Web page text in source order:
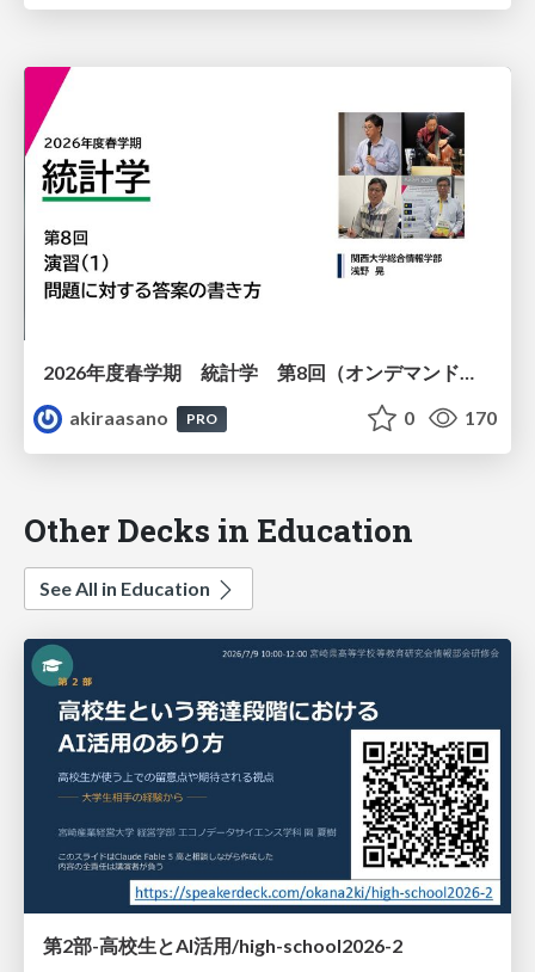
2026年度春学期 統計学 第8回（オンデマンド配信回） 演習（１）・問題に対する答案の書き方 (2026. 5. 21)
akiraasano
PRO 0 170
Other Decks in Education
See All in Education
第2部-高校生とAI活用/high-school2026-2